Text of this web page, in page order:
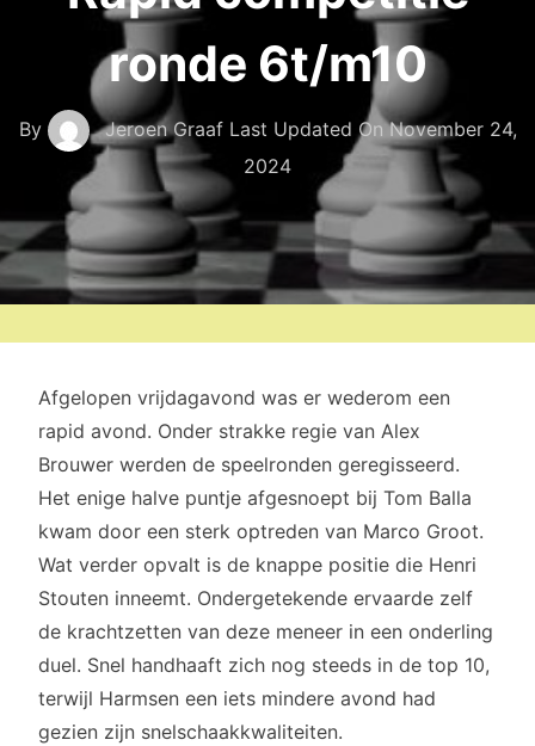
ronde 6t/m10
By Jeroen Graaf Last Updated OnNovember 24,
2024
Afgelopen vrijdagavond was er wederom een
rapid avond. Onder strakke regie van Alex
Brouwer werden de speelronden geregisseerd.
Het enige halve puntje afgesnoept bij Tom Balla
kwam door een sterk optreden van Marco Groot.
Wat verder opvalt is de knappe positie die Henri
Stouten inneemt. Ondergetekende ervaarde zelf
de krachtzetten van deze meneer in een onderling
duel. Snel handhaaft zich nog steeds in de top 10,
terwijl Harmsen een iets mindere avond had
gezien zijn snelschaakkwaliteiten.